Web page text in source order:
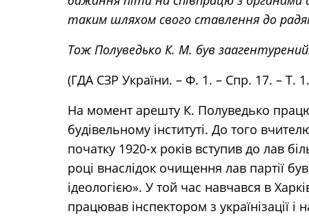
таким шляхом свого ставлення до
Тож Полуведько К. М. був
(ГДА СЗР України. – Ф. 1. – Спр. 17. – Т.
На момент арешту К. Полуведько
будівельному інституті. До того
початку 1920-х років вступив до лав
році внаслідок очищення лав партії
ідеологією». У той час навчався в
працював інспектором з українізації і